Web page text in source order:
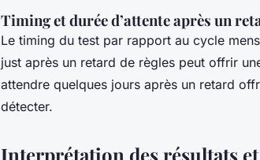
Timing et durée d’attente après un
Le timing du test par rapport au cycle
just après un retard de règles peut offrir
attendre quelques jours après un retard
détecter.
Interprétation des résultats